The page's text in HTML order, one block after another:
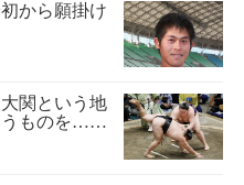
から願掛け
関という地
うものを…」